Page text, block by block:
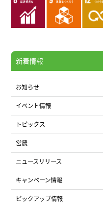
新着情報
お知らせ
イベント情報
トピックス
営農
ニュースリリース
キャンペーン情報
ピックアップ情報